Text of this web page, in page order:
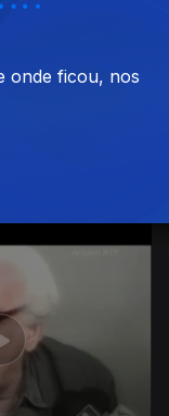
onde ficou, nos